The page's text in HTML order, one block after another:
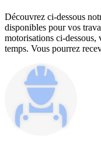
Découvrez ci-dessous
disponibles pour vos
motorisations ci-
temps. Vous pourrez